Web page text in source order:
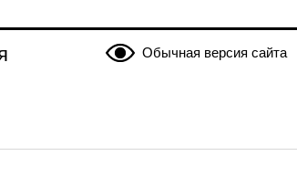
Обычная версия сайта